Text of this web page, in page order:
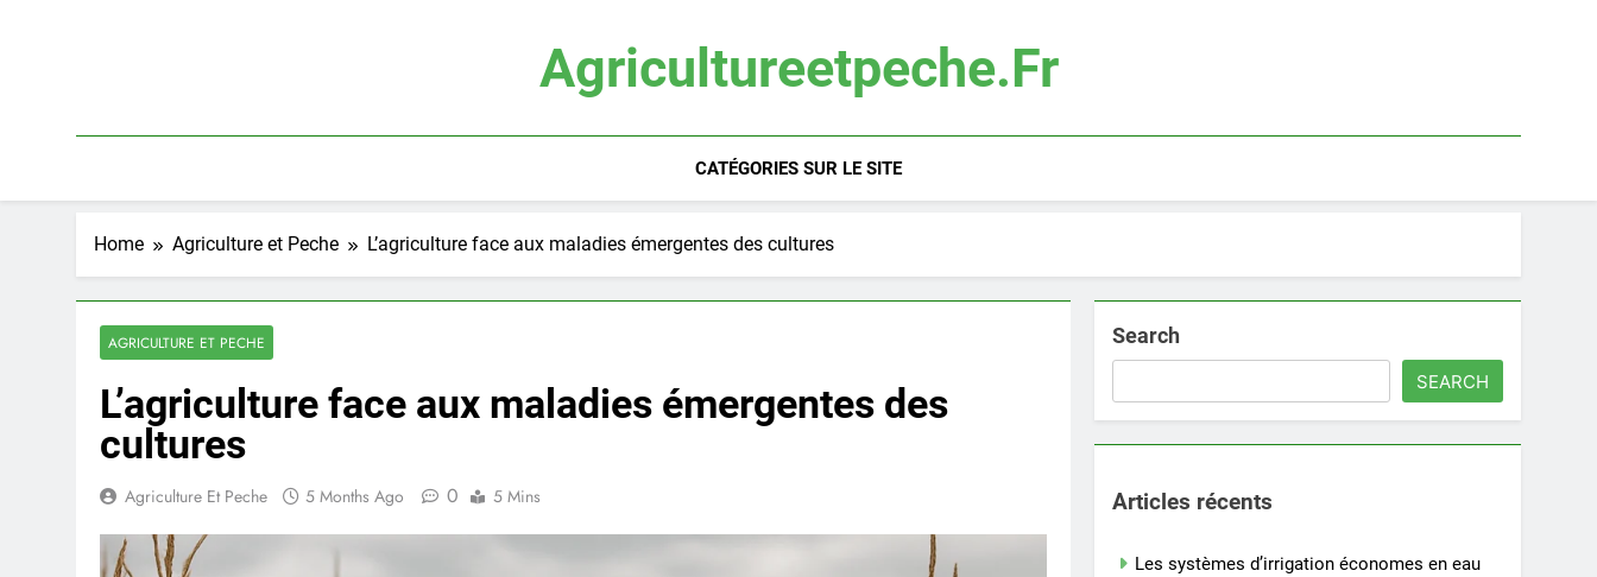
Agricultureetpeche.fr
CATÉGORIES SUR LE SITE
Home Agriculture et Peche L’agriculture face aux maladies émergentes des cultures
AGRICULTURE ET PECHE
L’agriculture face aux maladies émergentes des
cultures
Agriculture Et Peche 5 Months Ago 0 5 Mins
Search
SEARCH
Articles récents
Les systèmes d’irrigation économes en eau